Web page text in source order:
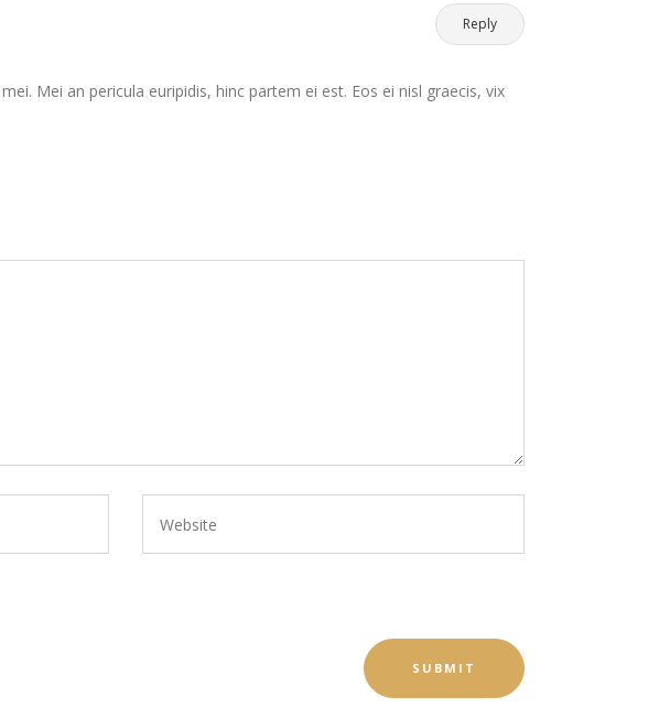
Reply
Mei an pericula euripidis, hinc partem ei est. Eos ei nisl graecis, vix